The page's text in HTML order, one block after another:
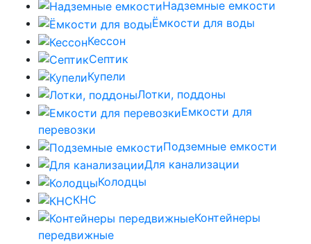
Надземные емкости
Ёмкости для воды
Кессон
Септик
Купели
Лотки, поддоны
Емкости для
перевозки
Подземные емкости
Для канализации
Колодцы
КНС
Контейнеры
передвижные